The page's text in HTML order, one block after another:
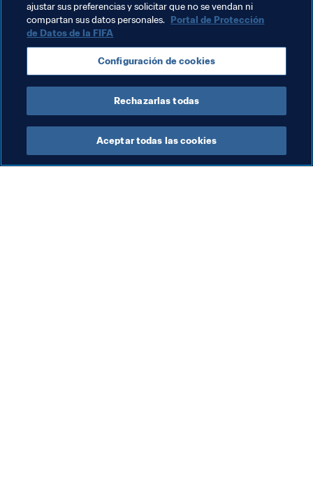
Copa Mundial Sub-17 de la FIFA India 2017
England France Alemania España
Türkiye UEFA
ajustar sus preferencias y solicitar que no se vendan ni
compartan sus datos personales. Portal de Protección
de Datos de la FIFA
Configuración de cookies
Rechazarlas todas
Aceptar todas las cookies